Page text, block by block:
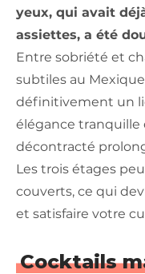
yeux, qui avait
assiettes, a été
Entre sobriété et
subtiles au
définitivement un
élégance tranquille
décontracté
Les trois étages
couverts, ce qui
et satisfaire votre
Cocktails